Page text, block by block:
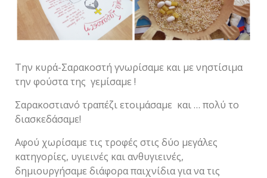
Την κυρά-Σαρακοστή γνωρίσαμε και με νηστίσιμα
την φούστα της γεμίσαμε !
Σαρακοστιανό τραπέζι ετοιμάσαμε και … πολύ το
διασκεδάσαμε!
Αφού χωρίσαμε τις τροφές στις δύο μεγάλες
κατηγορίες, υγιεινές και ανθυγιεινές,
δημιουργήσαμε διάφορα παιχνίδια για να τις